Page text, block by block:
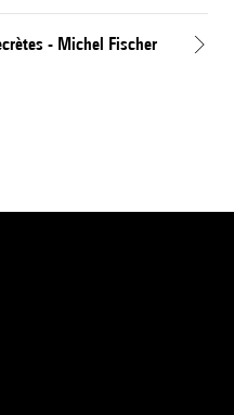
- Michel Fischer